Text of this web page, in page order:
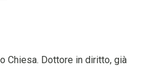
Chiesa. Dottore in diritto, già